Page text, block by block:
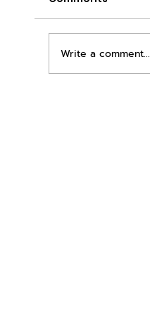
Write a comment...